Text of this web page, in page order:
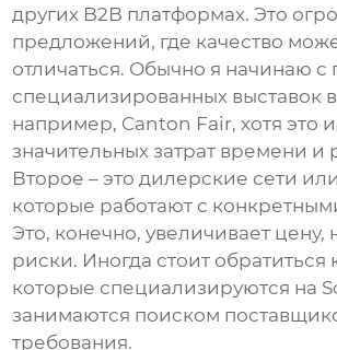
других B2B платформах. Это
предложений, где качество
отличаться. Обычно я начинаю
специализированных выставок
например, Canton Fair, хотя это
значительных затрат времени и
Второе – это дилерские сети
которые работают с
Это, конечно, увеличивает цену,
риски. Иногда стоит обратиться
которые специализируются на
занимаются поиском
требования.